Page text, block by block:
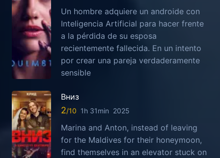
Un hombre adquiere un androide con
Inteligencia Artificial para hacer frente
a la pérdida de su esposa
recientemente fallecida. En un intento
por crear una pareja verdaderamente
sensible
Вниз
2 1h 31min 2025
Marina and Anton, instead of leaving
for the Maldives for their honeymoon,
find themselves in an elevator stuck on